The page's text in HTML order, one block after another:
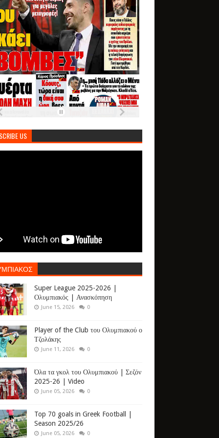
US
Super League 2025-2026 |
Ολυμπιακός | Ανασκόπηση
June 15, 2026 0
Player of the Club του Ολυμπιακού ο
Τζολάκης
June 11, 2026 0
Όλα τα γκολ του Ολυμπιακού | Σεζόν
2025-26 | Video
June 05, 2026 0
Top 70 goals in Greek Football |
Season 2025/26
June 05, 2026 0